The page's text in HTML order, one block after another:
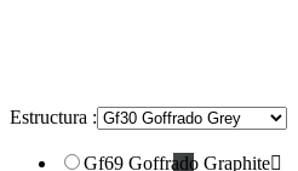
Estructura :
Gf69 Goffrado Graphite